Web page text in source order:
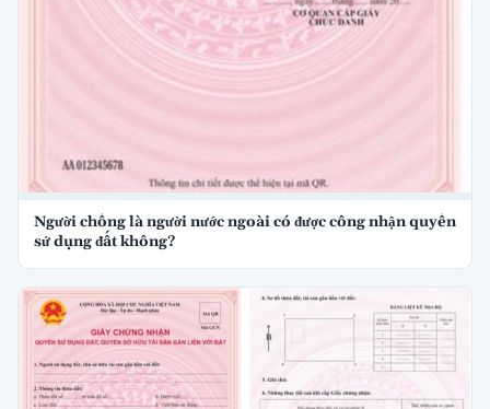
Người chồng là người nước ngoài có được công nhận quyền
sử dụng đất không?